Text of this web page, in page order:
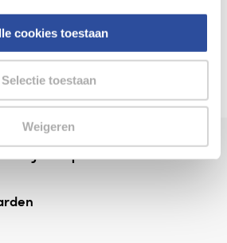
cookies toestaan
Selectie toestaan
Weigeren
bij de hand
⁠bij AlleFolders.
specialist